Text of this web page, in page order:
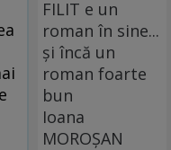
FILIT e un
roman în sine...
și încă un
roman foarte
bun
Ioana
MOROȘAN